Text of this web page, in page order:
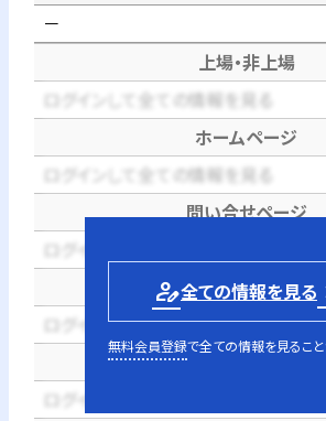
－
上場・非上場
ログインして全ての情報を見る
ホームページ
ログインして全ての情報を見る
問い合せページ
ログインして全ての情報を見る
電話番号
ログインして全ての情報を見る
代表者
ログインして全ての情報を見る
person_edit全ての情報を見る
無料会員登録で全ての情報を見るこ